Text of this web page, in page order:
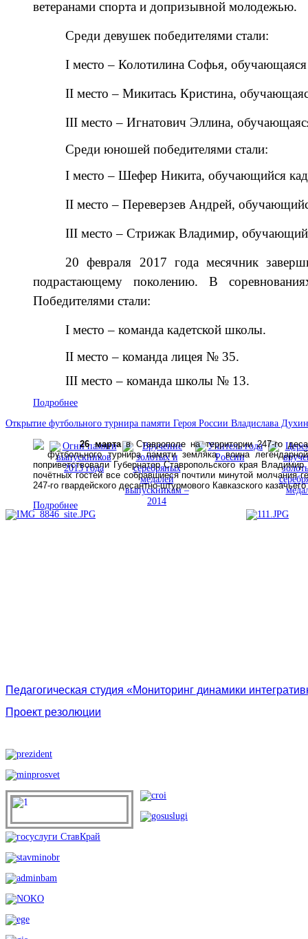
ветеранами спорта и допризывной молодежью.
Среди девушек победителями стали:
I место –Колотилина Софья,
II место –Микитась Кристина,
III место –Игнатович Эллина,
Среди юношей победителями стали:
I место –Шефер Никита, обучающийся
II место –Переверзев Андрей,
III место –Стрижак Владимир,
20 февраля 2017 года месячник
подрастающему поколению.В
Победителями стали:
I место – командакадетской школы.
II место – команда лицея № 35.
III место – команда школы № 13.
Подробнее
Открытие футбольного турнира памяти Героя России Владислава
26 мартав Ставрополе на территории247-го
футбольного турнира памяти земляка, воина
поприветствовали Губернатор Ставропольского края
почётных гостей все собравшиесяпочтили минутой молчания
247-го гвардейского десантно-штурмового Кавказского
Подробнее
Педагогическая студия «Мониторинг динамики
Проект резолюции